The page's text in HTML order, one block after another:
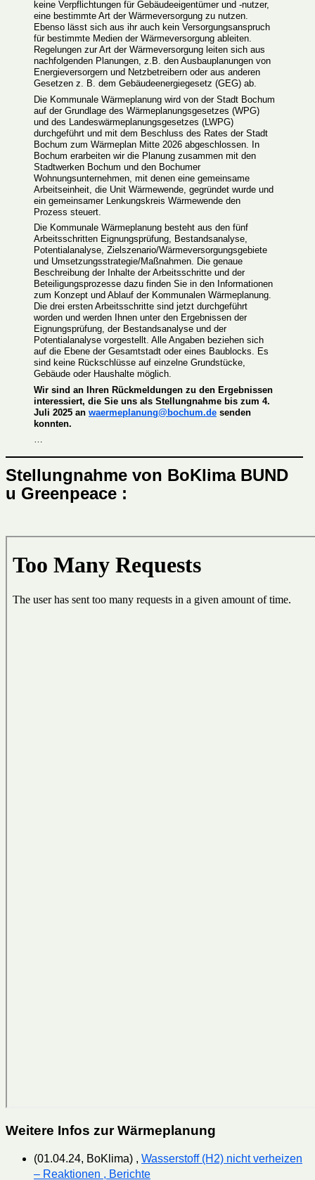
keine Verpflichtungen für Gebäudeeigentümer und -nutzer,
eine bestimmte Art der Wärmeversorgung zu nutzen.
Ebenso lässt sich aus ihr auch kein Versorgungsanspruch
für bestimmte Medien der Wärmeversorgung ableiten.
Regelungen zur Art der Wärmeversorgung leiten sich aus
nachfolgenden Planungen, z.B. den Ausbauplanungen von
Energieversorgern und Netzbetreibern oder aus anderen
Gesetzen z. B. dem Gebäudeenergiegesetz (GEG) ab.
Die Kommunale Wärmeplanung wird von der Stadt Bochum
auf der Grundlage des Wärmeplanungsgesetzes (WPG)
und des Landeswärmeplanungsgesetzes (LWPG)
durchgeführt und mit dem Beschluss des Rates der Stadt
Bochum zum Wärmeplan Mitte 2026 abgeschlossen. In
Bochum erarbeiten wir die Planung zusammen mit den
Stadtwerken Bochum und den Bochumer
Wohnungsunternehmen, mit denen eine gemeinsame
Arbeitseinheit, die Unit Wärmewende, gegründet wurde und
ein gemeinsamer Lenkungskreis Wärmewende den
Prozess steuert.
Die Kommunale Wärmeplanung besteht aus den fünf
Arbeitsschritten Eignungsprüfung, Bestandsanalyse,
Potentialanalyse, Zielszenario/Wärmeversorgungsgebiete
und Umsetzungsstrategie/Maßnahmen. Die genaue
Beschreibung der Inhalte der Arbeitsschritte und der
Beteiligungsprozesse dazu finden Sie in den Informationen
zum Konzept und Ablauf der Kommunalen Wärmeplanung.
Die drei ersten Arbeitsschritte sind jetzt durchgeführt
worden und werden Ihnen unter den Ergebnissen der
Eignungsprüfung, der Bestandsanalyse und der
Potentialanalyse vorgestellt. Alle Angaben beziehen sich
auf die Ebene der Gesamtstadt oder eines Baublocks. Es
sind keine Rückschlüsse auf einzelne Grundstücke,
Gebäude oder Haushalte möglich.
Wir sind an Ihren Rückmeldungen zu den Ergebnissen
interessiert, die Sie uns als Stellungnahme bis zum 4.
Juli 2025 an waermeplanung@bochum.de senden
konnten.
…
Stellungnahme von BoKlima BUND
u Greenpeace :
Weitere Infos zur Wärmeplanung
(01.04.24, BoKlima) , Wasserstoff (H2) nicht verheizen
– Reaktionen , Berichte